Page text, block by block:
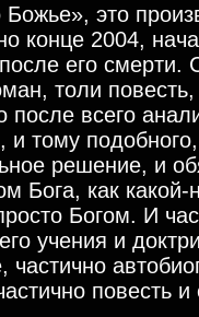
Божье», это
конце 2004,
его смерти.
толи
после всего
и тому
решение, и
Бога, как
Богом. И
учения и
частично
повесть и